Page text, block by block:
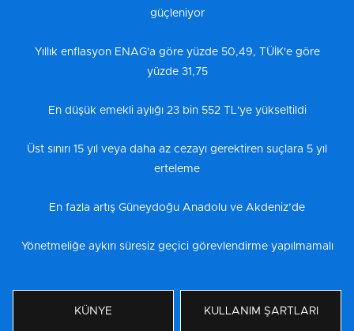
güçleniyor
Yıllık enflasyon ENAG'a göre yüzde 50,49, TÜİK'e göre
yüzde 31,75
En düşük emekli aylığı 23 bin 552 TL'ye yükseltildi
Üst sınırı 15 yıl veya daha az cezayı gerektiren suçlara 5 yıl
erteleme
En fazla artış Güneydoğu Anadolu ve Akdeniz’de
Yönetmeliğe aykırı süresiz geçici görevlendirme yapılmamalı
KÜNYE KULLANIM ŞARTLARI